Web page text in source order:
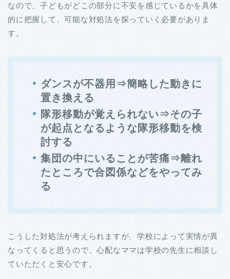
なので、子どもがどこの部分に不安を感じているかを具体
的に把握して、可能な対処法を探っていく必要がありま
す。
ダンスが不器用⇒簡略した動きに
置き換える
隊形移動が覚えられない⇒その子
が起点となるような隊形移動を検
討する
集団の中にいることが苦痛⇒離れ
たところで合図係などをやってみ
る
こうした対処法が考えられますが、学校によって実情が異
なってくると思うので、心配なママは学校の先生に相談し
ていただくと安心です。